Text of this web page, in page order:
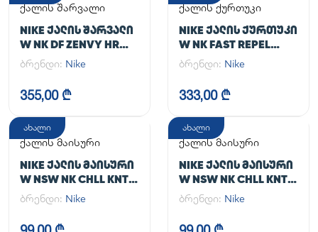
ქალის შარვალი
NIKE ᲥᲐᲚᲘᲡ ᲨᲐᲠᲕᲐᲚᲘ
W NK DF ZENVY HR
TGHT
ბრენდი: Nike
355,00 ₾
ქალის ქურთუკი
NIKE ᲥᲐᲚᲘᲡ ᲥᲣᲠᲗᲣᲙᲘ
W NK FAST REPEL
JACKET
ბრენდი: Nike
333,00 ₾
ახალი
ქალის მაისური
NIKE ᲥᲐᲚᲘᲡ ᲛᲐᲘᲡᲣᲠᲘ
W NSW NK CHLL KNT
MD CRP
ბრენდი: Nike
ახალი
ქალის მაისური
NIKE ᲥᲐᲚᲘᲡ ᲛᲐᲘᲡᲣᲠᲘ
W NSW NK CHLL KNT
MD CRP
ბრენდი: Nike